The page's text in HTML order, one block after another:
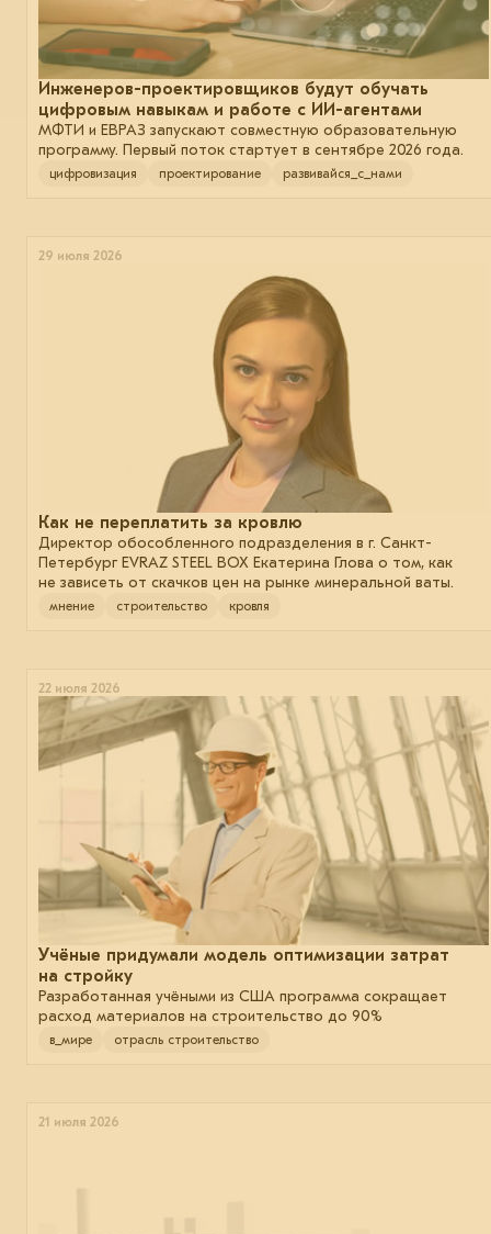
Инженеров-проектировщиков будут обучать
цифровым навыкам и работе с ИИ-агентами
МФТИ и ЕВРАЗ запускают совместную образовательную
программу. Первый поток стартует в сентябре 2026 года.
цифровизация проектирование развивайся_с_нами
29 июля 2026
Как не переплатить за кровлю
Директор обособленного подразделения в г. Санкт-
Петербург EVRAZ STEEL BOX Екатерина Глова о том, как
не зависеть от скачков цен на рынке минеральной ваты.
мнение строительство кровля
22 июля 2026
Учёные придумали модель оптимизации затрат
на стройку
Разработанная учёными из США программа сокращает
расход материалов на строительство до 90%
в_мире отрасль строительство
21 июля 2026